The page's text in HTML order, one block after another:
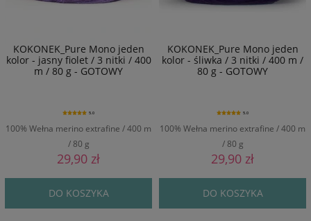
KOKONEK_Pure Mono jeden
kolor - jasny fiolet / 3 nitki / 400
m / 80 g - GOTOWY
100% Wełna merino extrafine / 400 m
/ 80 g
5.0
29,90 zł
DO KOSZYKA
KOKONEK_Pure Mono jeden
kolor - śliwka / 3 nitki / 400 m /
80 g - GOTOWY
100% Wełna merino extrafine / 400 m
/ 80 g
5.0
29,90 zł
DO KOSZYKA